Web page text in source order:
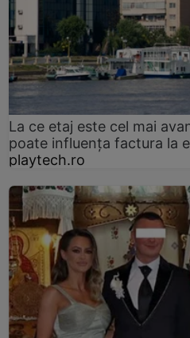
La ce etaj este cel mai
poate influența factura la
playtech.ro